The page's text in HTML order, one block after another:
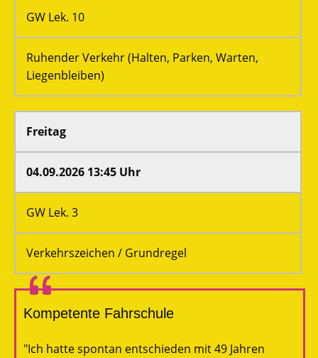
GW Lek. 10
Ruhender Verkehr (Halten, Parken, Warten,
Liegenbleiben)
Freitag
04.09.2026 13:45 Uhr
GW Lek. 3
Verkehrszeichen / Grundregel
Kompetente Fahrschule
"Ich hatte spontan entschieden mit 49 Jahren